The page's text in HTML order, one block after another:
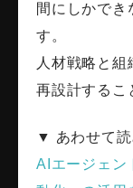
間にしかでき
す。
人材戦略と
再設計するこ
▼ あわせて読
AIエージェン